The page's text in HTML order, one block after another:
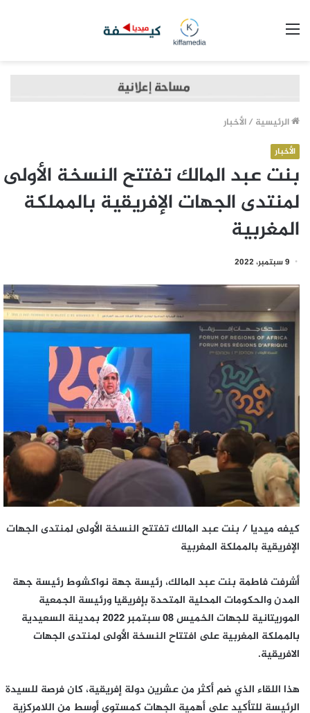
الرئيسية /الأخبار
الأخبار
بنت عبد المالك تفتتح النسخة الأولى
لمنتدى الجهات الإفريقية بالمملكة
المغربية
9 سبتمبر، 2022
كيفه ميديا / بنت عبد المالك تفتتح النسخة الأولى لمنتدى الجهات
الإفريقية بالمملكة المغربية
أشرفت فاطمة بنت عبد المالك، رئيسة جهة نواكشوط رئيسة جهة
المدن والحكومات المحلية المتحدة بإفريقيا ورئيسة الجمعية
الموريتانية للجهات الخميس 08 سبتمبر 2022 بمدينة السعيدية
بالمملكة المغربية على افتتاح النسخة الأولى لمنتدى الجهات
الافريقية.
هذا اللقاء الذي ضم أكثر من عشرين دولة إفريقية، كان فرصة للسيدة
الرئيسة للتأكيد على أهمية الجهات كمستوى أوسط من اللامركزية